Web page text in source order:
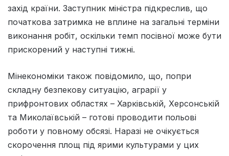
захід країни. Заступник міністра підкреслив, що
початкова затримка не вплине на загальні терміни
виконання робіт, оскільки темп посівної може бути
прискорений у наступні тижні.
Мінекономіки також повідомило, що, попри
складну безпекову ситуацію, аграрії у
прифронтових областях – Харківській, Херсонській
та Миколаївській – готові проводити польові
роботи у повному обсязі. Наразі не очікується
скорочення площ під ярими культурами у цих